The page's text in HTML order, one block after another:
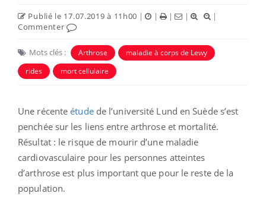
Publié le 17.07.2019 à 11h00 | | | |
|
Commenter
Mots clés : Arthrose
maladie à corps de Lewy
rides
mort cellulaire
Une récenteétudede l’université Lund en Suède s’est
penchée sur les liens entre arthrose et mortalité.
Résultat : le risque de mourir d’une maladie
cardiovasculaire pour les personnes atteintes
d’arthrose est plus important que pour le reste de la
population.